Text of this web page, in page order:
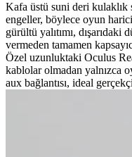
Kafa üstü suni deri kulaklık
engeller, böylece oyun
gürültü yalıtımı, dışarıdaki
vermeden tamamen
Özel uzunluktaki Oculus
kablolar olmadan yalnızca
aux bağlantısı, ideal